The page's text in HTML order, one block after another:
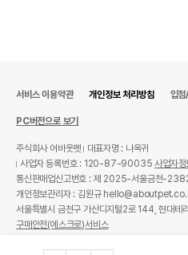
수입자를 함께 표기
AS책임자와 전화번호
또는 소비자상담 관련
전화번호
어바웃펫
유통기한
유통기한
서비스 이용약관 개인정보 처리방침 입점
PC버전으로 보기
주식회사 어바웃펫
대표자명 : 나옥귀
사업자 등록번호 : 120-87-90035사업자정
통신판매업신고번호 : 제 2025-서울금천-
개인정보관리자 : 김원규
서울특별시 금천구 가산디지털2로 144, 현대
구매안전(에스크로)서비스